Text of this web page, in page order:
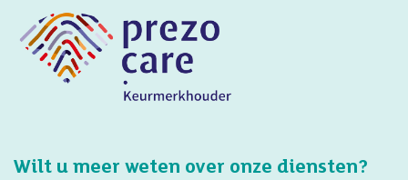
Wilt u meer weten over onze diensten?